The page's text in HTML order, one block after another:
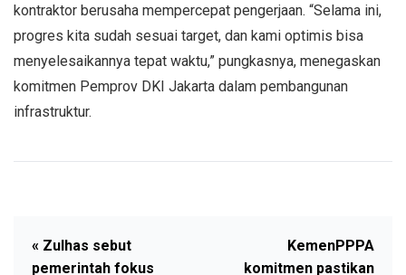
kontraktor berusaha mempercepat pengerjaan. “Selama ini,
progres kita sudah sesuai target, dan kami optimis bisa
menyelesaikannya tepat waktu,” pungkasnya, menegaskan
komitmen Pemprov DKI Jakarta dalam pembangunan
infrastruktur.
« Zulhas sebut
pemerintah fokus
KemenPPPA
komitmen pastikan